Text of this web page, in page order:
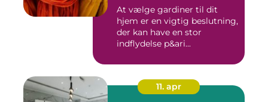
At vælge gardiner til dit
hjem er en vigtig beslutning,
der kan have en stor
indflydelse p&ari...
11. apr